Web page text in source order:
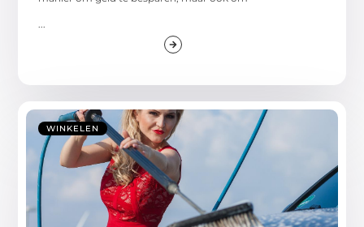
...
WINKELEN